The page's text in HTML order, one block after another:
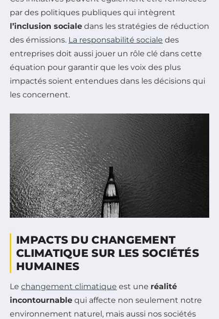
par des politiques publiques qui intègrent
l’inclusion sociale dans les stratégies de réduction
des émissions. La responsabilité sociale des
entreprises doit aussi jouer un rôle clé dans cette
équation pour garantir que les voix des plus
impactés soient entendues dans les décisions qui
les concernent.
IMPACTS DU CHANGEMENT
CLIMATIQUE SUR LES SOCIÉTÉS
HUMAINES
Le changement climatique est une réalité
incontournable qui affecte non seulement notre
environnement naturel, mais aussi nos sociétés